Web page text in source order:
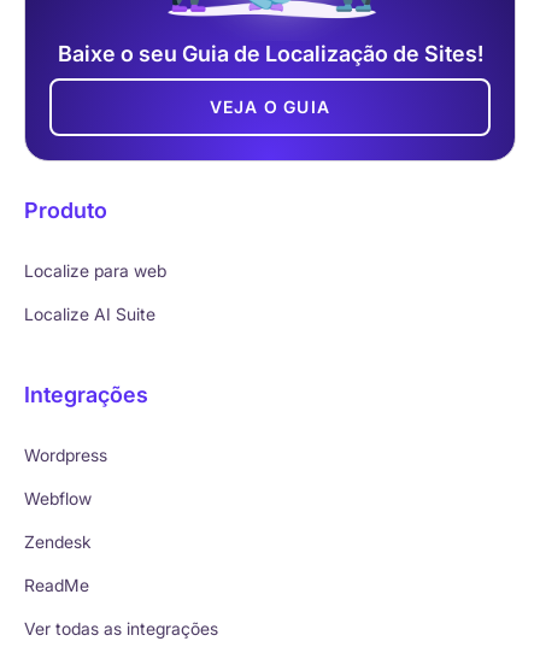
Baixe o seu Guia de Localização de Sites!
VEJA O GUIA
Produto
Localize para web
Localize AI Suite
Integrações
Wordpress
Webflow
Zendesk
ReadMe
Ver todas as integrações